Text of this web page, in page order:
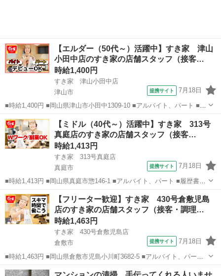
【エルダー（50代～）活躍中】すき家 津山
小田中店のすき家の店舗スタッフ（接客…
時給1,400円
すき家 津山小田中店
津山市
提携サイト 7月18日
■時給1,400円 ■岡山県津山市小田中1309-10 ■アルバイト、パート ■履
歴書不要、未経験歓迎、大学生歓迎、主婦・主夫歓迎、フリーター歓
迎、ミドル（40代～）活躍中、エルダー（50代～）活躍中、シニア
（60代～）活躍...
岡山 津山市 ファーストフード
【ミドル（40代～）活躍中】すき家 313号
真庭店のすき家の店舗スタッフ（接客…
時給1,413円
すき家 313号真庭店
真庭市
提携サイト 7月18日
■時給1,413円 ■岡山県真庭市惣146-1 ■アルバイト、パート ■履歴書不
要、未経験歓迎、大学生歓迎、主婦・主夫歓迎、フリーター歓迎、ミ
ドル（40代～）活躍中、エルダー（50代～）活躍中、シニア（60代
～）活躍中、週2...
岡山 真庭市 ファーストフード
【フリーター歓迎】すき家 430号倉敷児島
店のすき家の店舗スタッフ（接客・調理…
時給1,463円
すき家 430号倉敷児島店
倉敷市
提携サイト 7月18日
■時給1,463円 ■岡山県倉敷市児島小川町3682-5 ■アルバイト、パート
■履歴書不要、未経験歓迎、大学生歓迎、主婦・主夫歓迎、フリーター
岡山 倉敷市 ファーストフード